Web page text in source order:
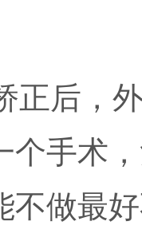
后，
个手术
不做最